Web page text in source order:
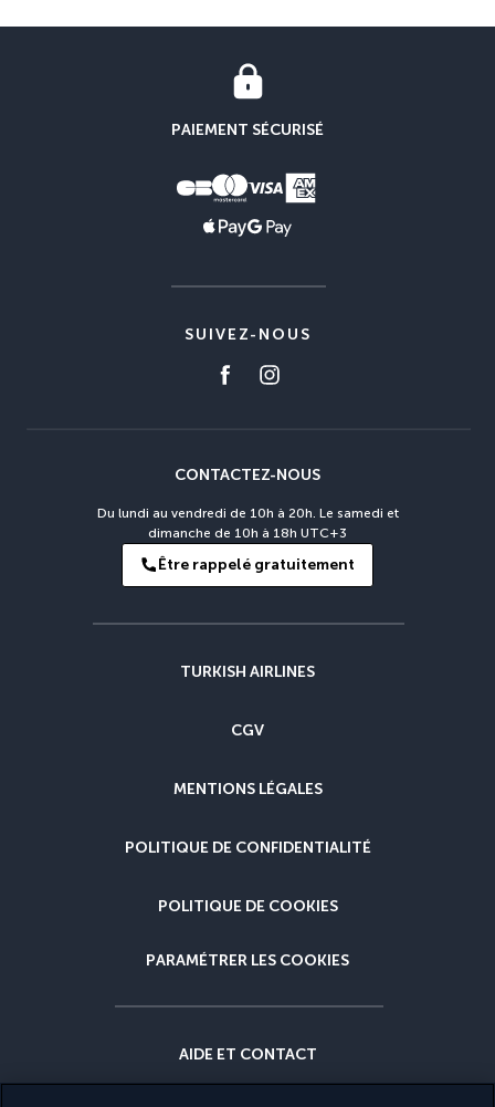
PAIEMENT SÉCURISÉ
SUIVEZ-NOUS
CONTACTEZ-NOUS
Du lundi au vendredi de 10h à 20h. Le samedi et
dimanche de 10h à 18h UTC+3
Être rappelé gratuitement
TURKISH AIRLINES
CGV
MENTIONS LÉGALES
POLITIQUE DE CONFIDENTIALITÉ
POLITIQUE DE COOKIES
PARAMÉTRER LES COOKIES
AIDE ET CONTACT